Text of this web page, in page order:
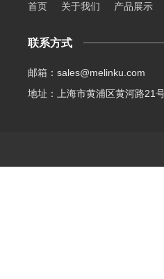
首页 关于我们 产品展示
联系方式
邮箱：sales@melinku.com
地址：上海市黄浦区黄河路21